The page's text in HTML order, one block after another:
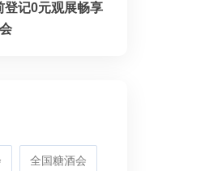
登记0元观展畅享
全国糖酒会